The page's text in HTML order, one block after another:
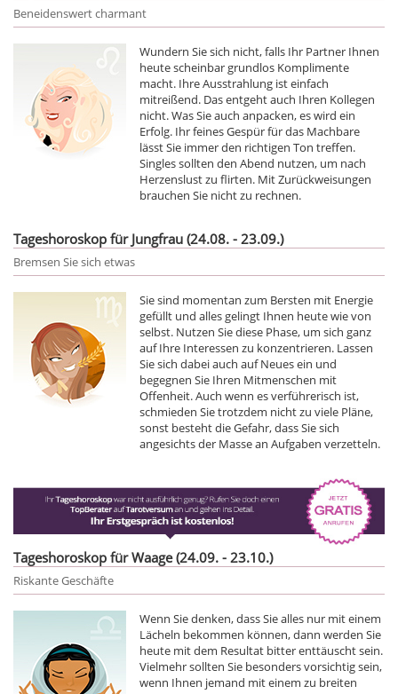
Beneidenswert charmant
Wundern Sie sich nicht, falls Ihr Partner Ihnen
heute scheinbar grundlos Komplimente
macht. Ihre Ausstrahlung ist einfach
mitreißend. Das entgeht auch Ihren Kollegen
nicht. Was Sie auch anpacken, es wird ein
Erfolg. Ihr feines Gespür für das Machbare
lässt Sie immer den richtigen Ton treffen.
Singles sollten den Abend nutzen, um nach
Herzenslust zu flirten. Mit Zurückweisungen
brauchen Sie nicht zu rechnen.
Tageshoroskop für Jungfrau (24.08. - 23.09.)
Bremsen Sie sich etwas
Sie sind momentan zum Bersten mit Energie
gefüllt und alles gelingt Ihnen heute wie von
selbst. Nutzen Sie diese Phase, um sich ganz
auf Ihre Interessen zu konzentrieren. Lassen
Sie sich dabei auch auf Neues ein und
begegnen Sie Ihren Mitmenschen mit
Offenheit. Auch wenn es verführerisch ist,
schmieden Sie trotzdem nicht zu viele Pläne,
sonst besteht die Gefahr, dass Sie sich
angesichts der Masse an Aufgaben verzetteln.
Tageshoroskop für Waage (24.09. - 23.10.)
Riskante Geschäfte
Wenn Sie denken, dass Sie alles nur mit einem
Lächeln bekommen können, dann werden Sie
heute mit dem Resultat bitter enttäuscht sein.
Vielmehr sollten Sie besonders vorsichtig sein,
wenn Ihnen jemand mit einem zu breiten